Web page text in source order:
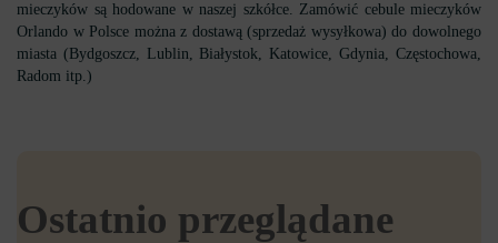
mieczyków są hodowane w naszej szkółce. Zamówić cebule mieczyków
Orlando w Polsce można z dostawą (sprzedaż wysyłkowa) do dowolnego
miasta (Bydgoszcz, Lublin, Białystok, Katowice, Gdynia, Częstochowa,
Radom itp.)
Ostatnio przeglądane